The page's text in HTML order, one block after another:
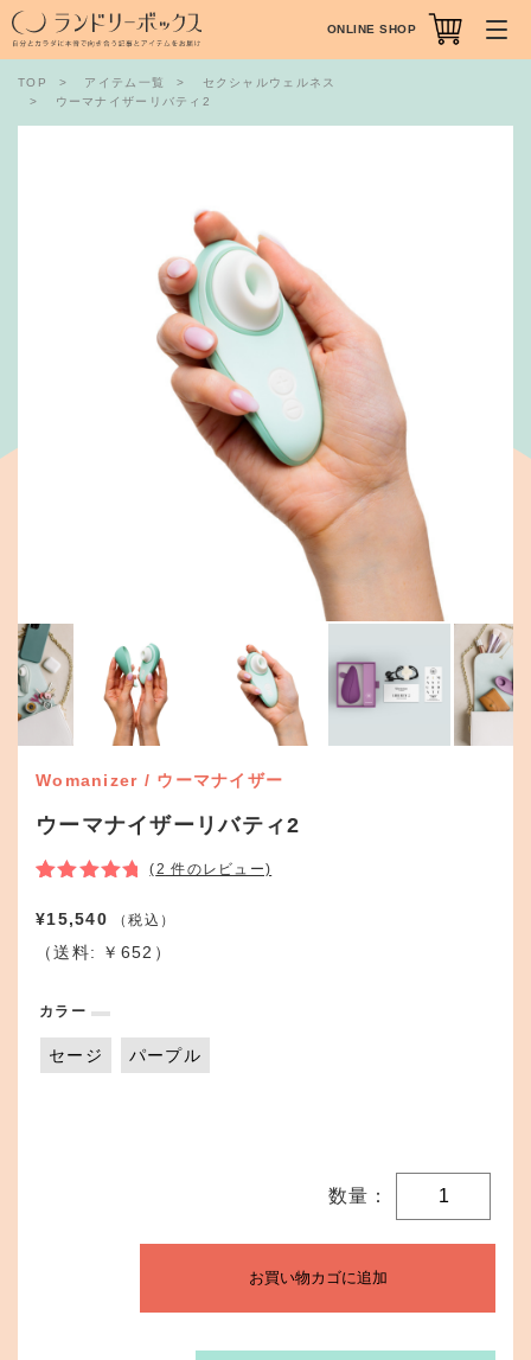
TOP アイテム一覧
セクシャルウェルネス
ウーマナイザーリバティ2
Womanizer / ウーマナイザー
ウーマナイザーリバティ2
評価に基づ
価のうち、
(2 件のレビュー)
¥15,540
（送料: ￥652）
カラー
セージ パープル
ー
イ
ザ
お買い物カゴに追加
ONLINE SHOP